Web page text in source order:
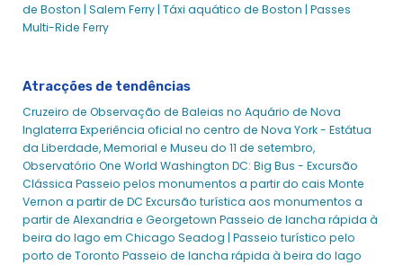
Eventos do Grupo Boston
Cruzeiros no Porto de Boston - Página inicial
Sobre nós - Cruzeiros no Porto de Boston
Compromisso de Conservação - Boston Harbor
Cruise
Emprego - Cruzeiro ao Porto de Boston
A nossa história - Boston Harbor Cruise
Declaração de Missão Filantrópica - Boston Harbor
Cruise
de Boston | Salem Ferry | Táxi aquático de Boston | Passes
Multi-Ride Ferry
Atracções de tendências
Cruzeiro de Observação de Baleias no Aquário de Nova
Inglaterra Experiência oficial no centro de Nova York - Estátua
da Liberdade, Memorial e Museu do 11 de setembro,
Observatório One World Washington DC: Big Bus - Excursão
Clássica Passeio pelos monumentos a partir do cais Monte
Vernon a partir de DC Excursão turística aos monumentos a
partir de Alexandria e Georgetown Passeio de lancha rápida à
beira do lago em Chicago Seadog | Passeio turístico pelo
porto de Toronto Passeio de lancha rápida à beira do lago